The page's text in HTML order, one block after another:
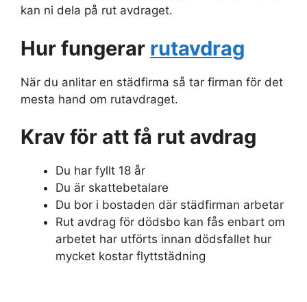
kan ni dela på rut avdraget.
Hur fungerar rutavdrag
När du anlitar en städfirma så tar firman för det
mesta hand om rutavdraget.
Krav för att få rut avdrag
Du har fyllt 18 år
Du är skattebetalare
Du bor i bostaden där städfirman arbetar
Rut avdrag för dödsbo kan fås enbart om
arbetet har utförts innan dödsfallet hur
mycket kostar flyttstädning